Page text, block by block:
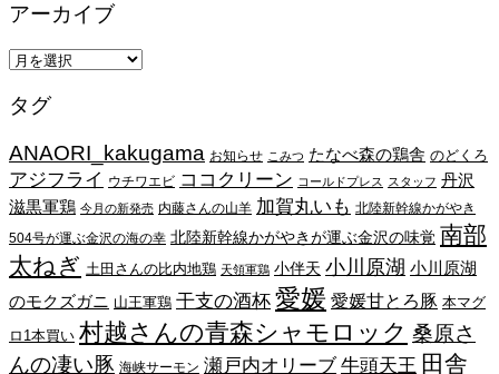
アーカイブ
ア
カ
ブ
タグ
ANAORI_kakugama お知らせ こみつ たなべ森の鶏舎 のどくろ
アジフライ ウチワエビ ココクリーン コールドプレス スタッフ 丹沢
滋黒軍鶏 今月の新発売 内藤さんの山羊 加賀丸いも 北陸新幹線かがやき
504号が運ぶ金沢の海の幸 北陸新幹線かがやきが運ぶ金沢の味覚 南部
太ねぎ 土田さんの比内地鶏 天領軍鶏 小伴天 小川原湖 小川原湖
のモクズガニ 山王軍鶏 干支の酒杯 愛媛 愛媛甘とろ豚 本マグ
ロ1本買い 村越さんの青森シャモロック 桑原さ
んの凄い豚 海峡サーモン 瀬戸内オリーブ 牛頭天王 田舎